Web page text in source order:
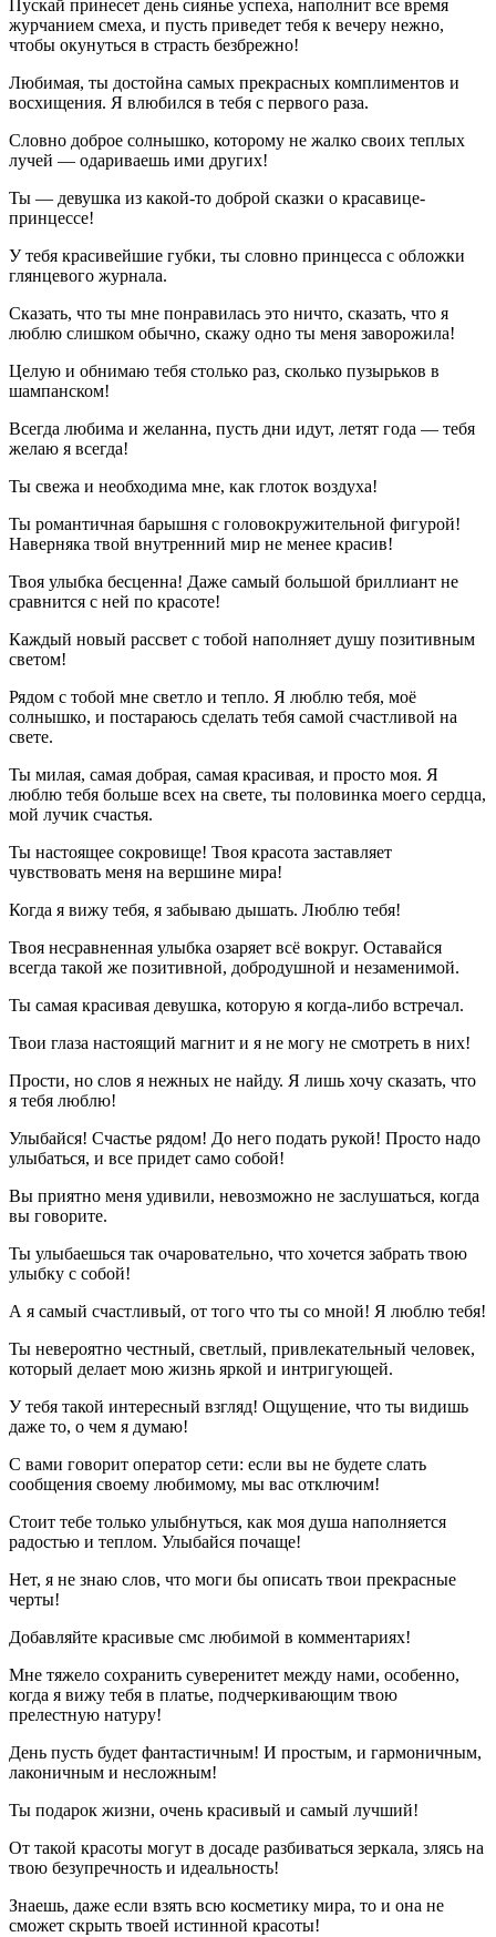
Пускай принесет день сиянье успеха, наполнит все время
журчанием смеха, и пусть приведет тебя к вечеру нежно,
чтобы окунуться в страсть безбрежно!
Любимая, ты достойна самых прекрасных комплиментов и
восхищения. Я влюбился в тебя с первого раза.
Словно доброе солнышко, которому не жалко своих теплых
лучей — одариваешь ими других!
Ты — девушка из какой-то доброй сказки о красавице-
принцессе!
У тебя красивейшие губки, ты словно принцесса с обложки
глянцевого журнала.
Сказать, что ты мне понравилась это ничто, сказать, что я
люблю слишком обычно, скажу одно ты меня заворожила!
Целую и обнимаю тебя столько раз, сколько пузырьков в
шампанском!
Всегда любима и желанна, пусть дни идут, летят года — тебя
желаю я всегда!
Ты свежа и необходима мне, как глоток воздуха!
Ты романтичная барышня с головокружительной фигурой!
Наверняка твой внутренний мир не менее красив!
Твоя улыбка бесценна! Даже самый большой бриллиант не
сравнится с ней по красоте!
Каждый новый рассвет с тобой наполняет душу позитивным
светом!
Рядом с тобой мне светло и тепло. Я люблю тебя, моё
солнышко, и постараюсь сделать тебя самой счастливой на
свете.
Ты милая, самая добрая, самая красивая, и просто моя. Я
люблю тебя больше всех на свете, ты половинка моего сердца,
мой лучик счастья.
Ты настоящее сокровище! Твоя красота заставляет
чувствовать меня на вершине мира!
Когда я вижу тебя, я забываю дышать. Люблю тебя!
Твоя несравненная улыбка озаряет всё вокруг. Оставайся
всегда такой же позитивной, добродушной и незаменимой.
Ты самая красивая девушка, которую я когда-либо встречал.
Твои глаза настоящий магнит и я не могу не смотреть в них!
Прости, но слов я нежных не найду. Я лишь хочу сказать, что
я тебя люблю!
Улыбайся! Счастье рядом! До него подать рукой! Просто надо
улыбаться, и все придет само собой!
Вы приятно меня удивили, невозможно не заслушаться, когда
вы говорите.
Ты улыбаешься так очаровательно, что хочется забрать твою
улыбку с собой!
А я самый счастливый, от того что ты со мной! Я люблю тебя!
Ты невероятно честный, светлый, привлекательный человек,
который делает мою жизнь яркой и интригующей.
У тебя такой интересный взгляд! Ощущение, что ты видишь
даже то, о чем я думаю!
С вами говорит оператор сети: если вы не будете слать
сообщения своему любимому, мы вас отключим!
Стоит тебе только улыбнуться, как моя душа наполняется
радостью и теплом. Улыбайся почаще!
Нет, я не знаю слов, что моги бы описать твои прекрасные
черты!
Добавляйте красивые смс любимой в комментариях!
Мне тяжело сохранить суверенитет между нами, особенно,
когда я вижу тебя в платье, подчеркивающим твою
прелестную натуру!
День пусть будет фантастичным! И простым, и гармоничным,
лаконичным и несложным!
Ты подарок жизни, очень красивый и самый лучший!
От такой красоты могут в досаде разбиваться зеркала, злясь на
твою безупречность и идеальность!
Знаешь, даже если взять всю косметику мира, то и она не
сможет скрыть твоей истинной красоты!